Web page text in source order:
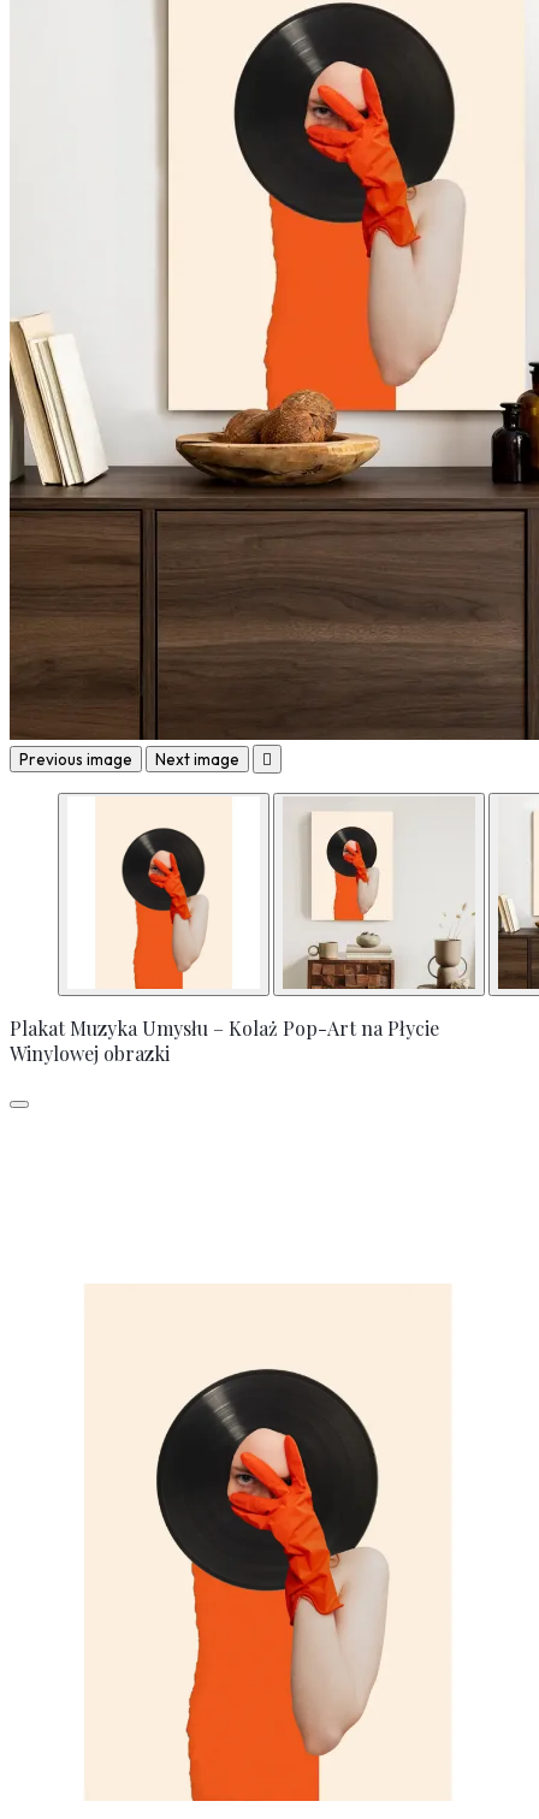
Previous image Next image 
Plakat Muzyka Umysłu – Kolaż Pop-Art na Płycie
Winylowej obrazki